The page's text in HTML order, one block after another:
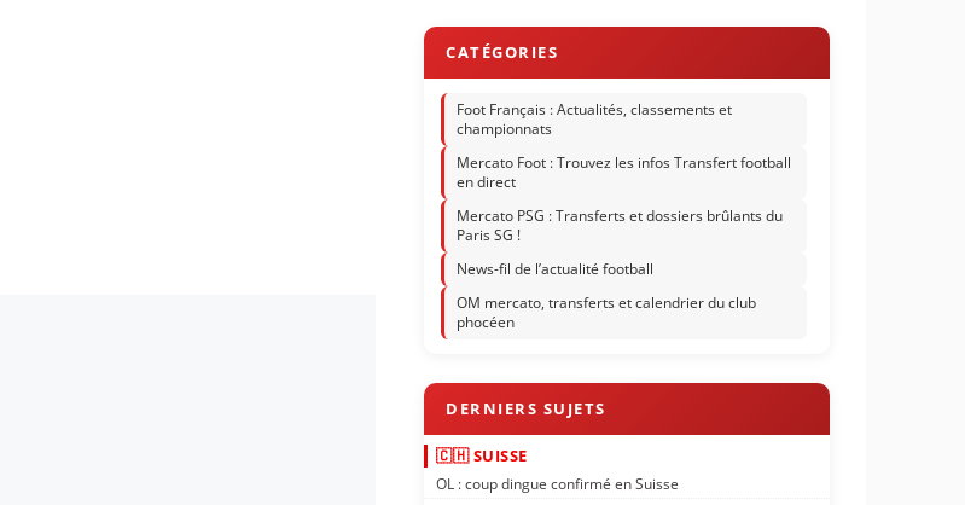
Foot Français : Actualités, classements et
championnats
Mercato Foot : Trouvez les infos Transfert football
en direct
Mercato PSG : Transferts et dossiers brûlants du
Paris SG !
News-fil de l’actualité football
OM mercato, transferts et calendrier du club
phocéen
🇨🇭 SUISSE
OL : coup dingue confirmé en Suisse